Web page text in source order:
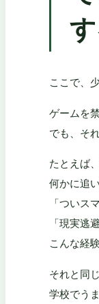
ここで、
ゲームを
でも、そ
たとえば
何かに追
「ついス
「現実逃
こんな経
それと同
学校でう